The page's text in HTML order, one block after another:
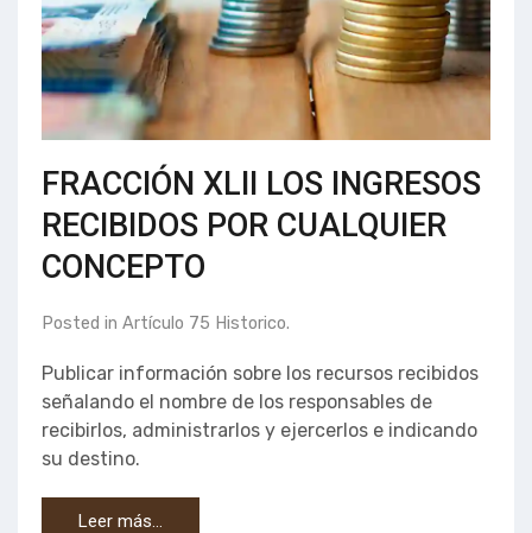
FRACCIÓN XLII LOS INGRESOS
RECIBIDOS POR CUALQUIER
CONCEPTO
Posted in Artículo 75 Historico.
Publicar información sobre los recursos recibidos
señalando el nombre de los responsables de
recibirlos, administrarlos y ejercerlos e indicando
su destino.
Leer más…